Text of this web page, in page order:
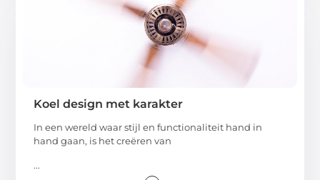
Koel design met karakter
In een wereld waar stijl en functionaliteit hand in
hand gaan, is het creëren van
...